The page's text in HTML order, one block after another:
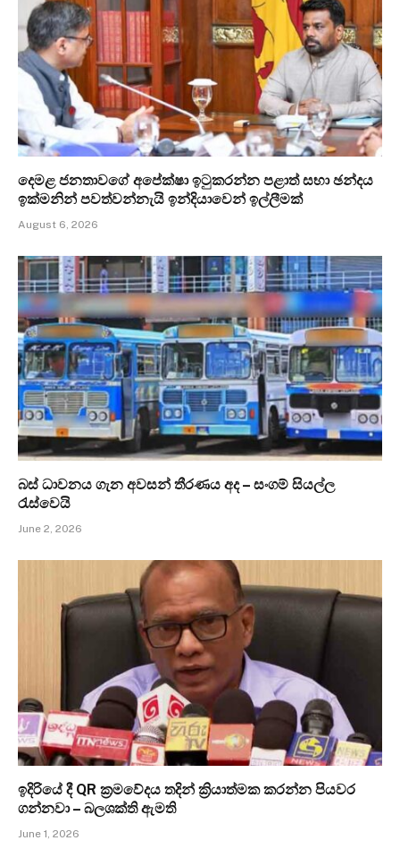
දෙමළ ජනතාවගේ අපේක්ෂා ඉටුකරන්න පළාත් සභා ඡන්දය
ඉක්මනින් පවත්වන්නැයි ඉන්දියාවෙන් ඉල්ලීමක්
August 6, 2026
බස් ධාවනය ගැන අවසන් තීරණය අද – සංගම් සියල්ල
රැස්වෙයි
June 2, 2026
ඉදිරියේ දී QR ක්‍රමවේදය තදින් ක්‍රියාත්මක කරන්න පියවර
ගන්නවා – බලශක්ති ඇමති
June 1, 2026